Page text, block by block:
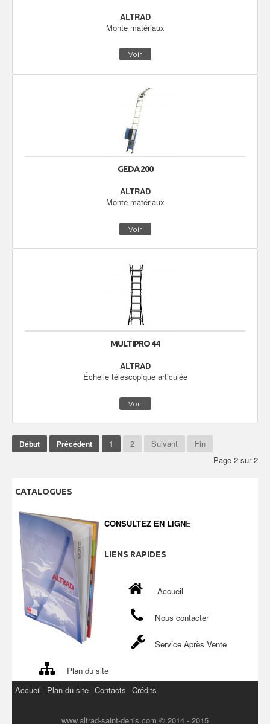
ALTRAD
Monte matériaux
Voir
GEDA 200
ALTRAD
Monte matériaux
Voir
MULTIPRO 44
ALTRAD
Échelle télescopique articulée
Voir
Début Précédent 1 2 Suivant
Fin
Page 2 sur 2
CATALOGUES
CONSULTEZ EN LIGNE
LIENS RAPIDES
Accueil
Nous contacter
Service Après Vente
Plan du site
Accueil
Plan du site Contacts Crédits
www.altrad-saint-denis.com © 2014 - 2015